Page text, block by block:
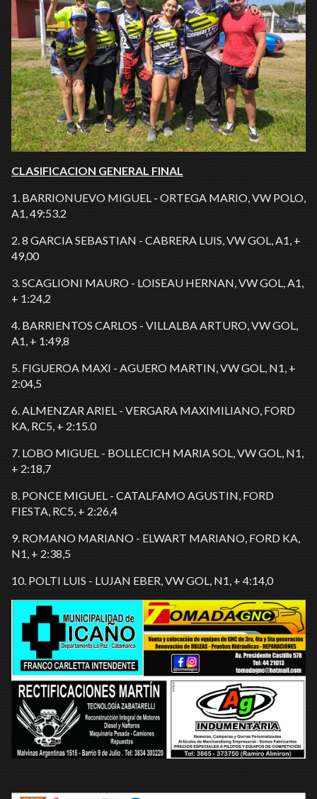
CLASIFICACION GENERAL FINAL
1. BARRIONUEVO MIGUEL - ORTEGA MARIO, VW POLO,
A1, 49:53.2
2. 8 GARCIA SEBASTIAN - CABRERA LUIS, VW GOL, A1, +
49,00
3. SCAGLIONI MAURO - LOISEAU HERNAN, VW GOL, A1,
+ 1:24,2
4. BARRIENTOS CARLOS - VILLALBA ARTURO, VW GOL,
A1, + 1:49,8
5. FIGUEROA MAXI - AGUERO MARTIN, VW GOL, N1, +
2:04,5
6. ALMENZAR ARIEL - VERGARA MAXIMILIANO, FORD
KA, RC5, + 2:15.0
7. LOBO MIGUEL - BOLLECICH MARIA SOL, VW GOL, N1,
+ 2:18,7
8. PONCE MIGUEL - CATALFAMO AGUSTIN, FORD
FIESTA, RC5, + 2:26,4
9. ROMANO MARIANO - ELWART MARIANO, FORD KA,
N1, + 2:38,5
10. POLTI LUIS - LUJAN EBER, VW GOL, N1, + 4:14,0